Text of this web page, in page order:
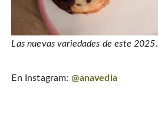
Las nuevas variedades de este 2025.
En Instagram: @anavedia